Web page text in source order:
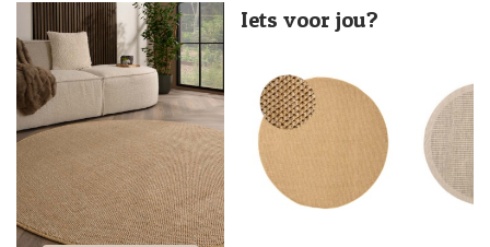
Iets voor jou?